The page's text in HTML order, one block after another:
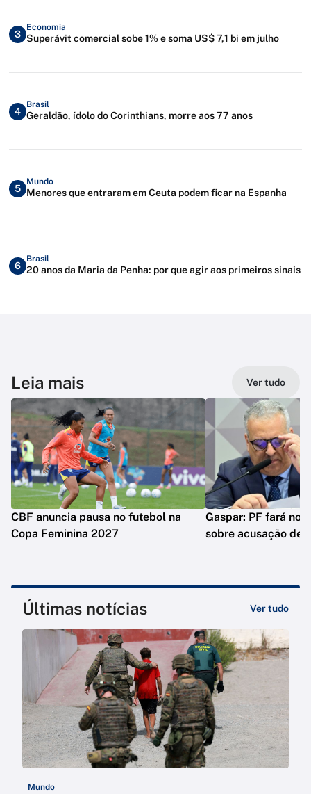
3
Economia
Superávit comercial sobe 1% e soma US$ 7,1 bi em julho
4
Brasil
Geraldão, ídolo do Corinthians, morre aos 77 anos
5
Mundo
Menores que entraram em Ceuta podem ficar na Espanha
6
Brasil
20 anos da Maria da Penha: por que agir aos primeiros sinais
Leia mais Ver tudo
CBF anuncia pausa no futebol na
Copa Feminina 2027
Gaspar: PF fará
sobre acusação de
Últimas notícias Ver tudo
Mundo